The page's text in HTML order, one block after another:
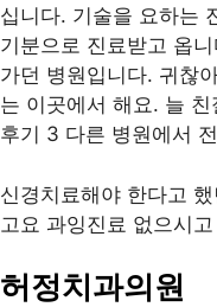
십니다. 기술을 요하는
기분으로 진료받고 옵
가던 병원입니다. 귀찮
는 이곳에서 해요. 늘
후기 3 다른 병원에서
신경치료해야 한다고
고요 과잉진료 없으시
허정치과의원